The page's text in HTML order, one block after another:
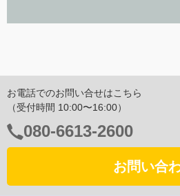
お電話でのお問い合せはこちら
（受付時間 10:00〜16:00）
電
話
号：
080-6613-2600
お問い合